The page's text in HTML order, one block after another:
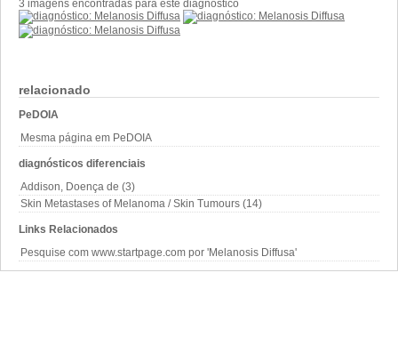
relacionado
PeDOIA
Mesma página em PeDOIA
diagnósticos diferenciais
Addison, Doença de (3)
Skin Metastases of Melanoma / Skin Tumours (14)
Links Relacionados
Pesquise com www.startpage.com por 'Melanosis Diffusa'
3 imagens encontradas para este diagnóstico